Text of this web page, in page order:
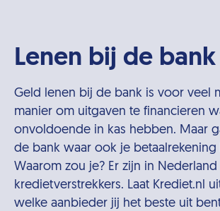
Lenen bij de bank
Geld lenen bij de bank is voor veel
manier om uitgaven te financieren
onvoldoende in kas hebben. Maar
de bank waar ook je betaalrekening
Waarom zou je? Er zijn in
kredietverstrekkers. Laat Krediet.nl
welke aanbieder jij het beste uit